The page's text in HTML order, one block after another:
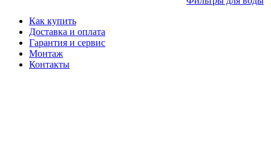
Как купить
Доставка и оплата
Гарантия и сервис
Монтаж
Контакты